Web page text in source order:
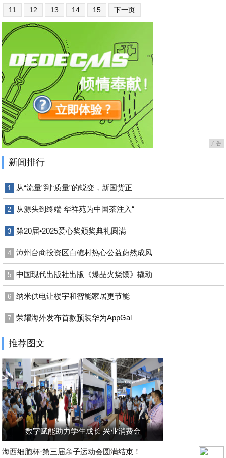
11 12 13 14 15 下一页
广告
新闻排行
1 从“流量”到“质量”的蜕变，新国货正
2 从源头到终端 华祥苑为中国茶注入“
3 第20届•2025爱心奖颁奖典礼圆满
4 漳州台商投资区白礁村热心公益蔚然成风
5 中国现代出版社出版《爆品火烧馍》撬动
6 纳米供电让楼宇和智能家居更节能
7 荣耀海外发布首款预装华为AppGal
推荐图文
数字赋能助力学生成长 兴业消费金
海西细胞杯·第三届亲子运动会圆满结束！